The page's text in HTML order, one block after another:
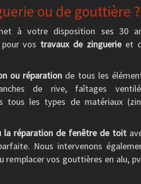
ou de gouttière ?
met à votre disposition ses 30
vos travaux de zinguerieet
ou réparation de tous les
de rive, faîtages
tous les types de matériaux
la réparation de fenêtre de toit
Nous intervenons
remplacer vos gouttières en alu,